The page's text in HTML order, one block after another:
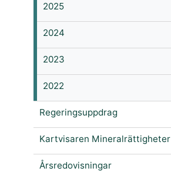
2025
2024
2023
2022
Regeringsuppdrag
Kartvisaren Mineralrättigheter
Årsredovisningar